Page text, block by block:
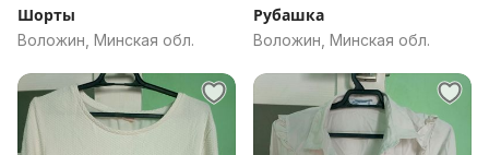
Шорты
Воложин, Минская обл.
Рубашка
Воложин, Минская обл.